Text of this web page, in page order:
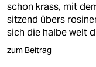
schon krass, mit
sitzend übers
sich die halbe welt
zum Beitrag